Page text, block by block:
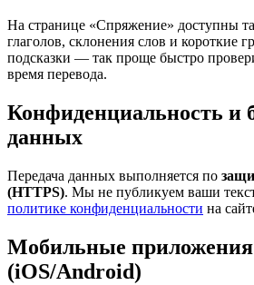
На странице «Спряжение» доступны
глаголов, склонения слов и короткие
подсказки — так проще быстро
время перевода.
Конфиденциальность и
данных
Передача данных выполняется по
(HTTPS). Мы не публикуем ваши
политике конфиденциальности на
Мобильные
(iOS/Android)